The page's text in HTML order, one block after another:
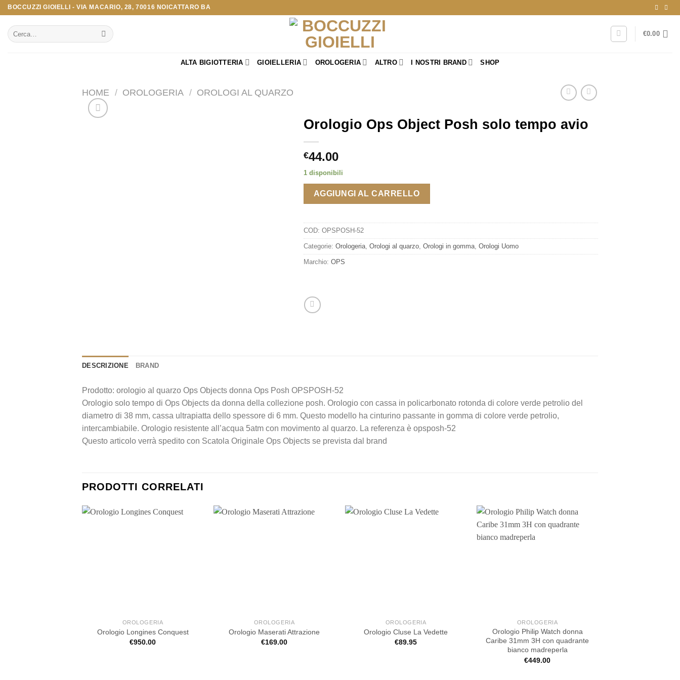
Salta
contenuti
BOCCUZZI GIOIELLI - VIA MACARIO, 28, 70016 NOICATTARO BA
Cerca:
€0.00
ALTA BIGIOTTERIA GIOIELLERIA OROLOGERIA ALTRO I NOSTRI BRAND SHOP
HOME / OROLOGERIA / OROLOGI AL QUARZO
Orologio Ops Object Posh solo tempo avio
€44.00
1 disponibili
AGGIUNGI AL CARRELLO
COD: OPSPOSH-52
Categorie: Orologeria, Orologi al quarzo, Orologi in gomma, Orologi Uomo
Marchio: OPS
DESCRIZIONE BRAND
Prodotto: orologio al quarzo Ops Objects donna Ops Posh OPSPOSH-52
Orologio solo tempo di Ops Objects da donna della collezione posh. Orologio con cassa in policarbonato rotonda di colore verde petrolio del
diametro di 38 mm, cassa ultrapiatta dello spessore di 6 mm. Questo modello ha cinturino passante in gomma di colore verde petrolio,
intercambiabile. Orologio resistente all’acqua 5atm con movimento al quarzo. La referenza è opsposh-52
Questo articolo verrà spedito con Scatola Originale Ops Objects se prevista dal brand
PRODOTTI CORRELATI
OROLOGERIA
Orologio Longines Conquest
€950.00
OROLOGERIA
Orologio Maserati Attrazione
€169.00
OROLOGERIA
Orologio Cluse La Vedette
€89.95
OROLOGERIA
Orologio Philip Watch donna
Caribe 31mm 3H con quadrante
bianco madreperla
€449.00